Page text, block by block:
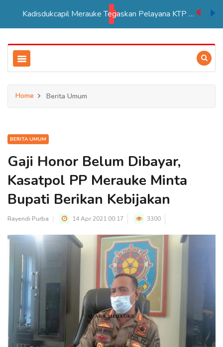
Kadisdukcapil Merauke Tegaskan Pelayana KTP Sesuai SOP
Home Berita Umum
BERITA UMUM
Gaji Honor Belum Dibayar,
Kasatpol PP Merauke Minta
Bupati Berikan Kebijakan
Rayendi Purba 14 Apr 2021 00:17 3300